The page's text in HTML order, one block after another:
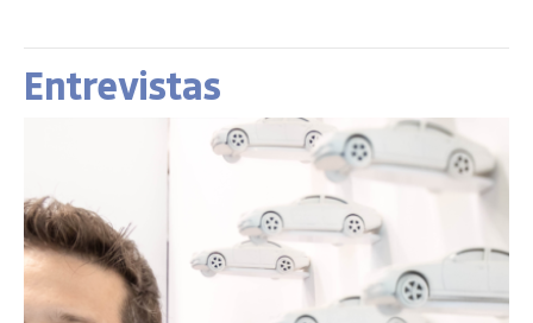
Entrevistas